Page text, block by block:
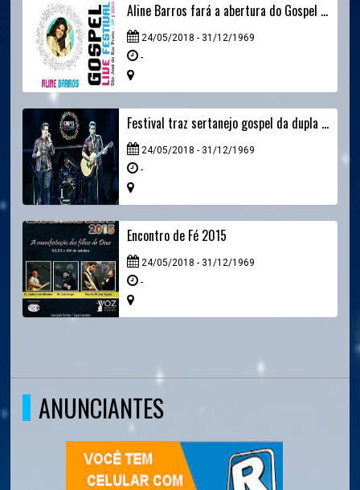
Aline Barros fará a abertura do Gospel Live Festival
24/05/2018 - 31/12/1969
-
Festival traz sertanejo gospel da dupla André e Felipe
24/05/2018 - 31/12/1969
-
Encontro de Fé 2015
24/05/2018 - 31/12/1969
-
ANUNCIANTES